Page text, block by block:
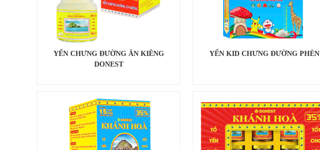
YẾN CHƯNG ĐƯỜNG ĂN KIÊNG
DONEST
YẾN KID CHƯNG ĐƯỜNG PHÈN